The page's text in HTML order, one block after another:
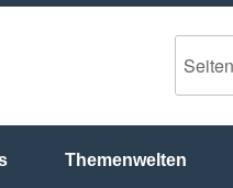
Themenwelten